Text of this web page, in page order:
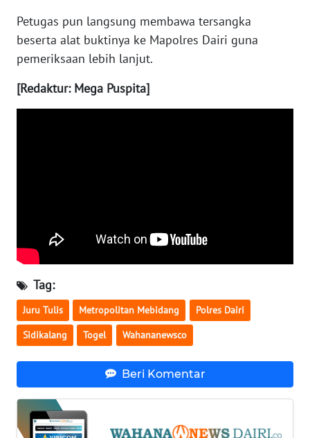
Petugas pun langsung membawa tersangka
beserta alat buktinya ke Mapolres Dairi guna
pemeriksaan lebih lanjut.
[Redaktur: Mega Puspita]
Tag:
Juru Tulis Metropolitan Mebidang Polres Dairi
Sidikalang Togel Wahananewsco
Beri Komentar
WN
NTB
WN
SUMBAR
WN
SUMSEL
LAMPUNG